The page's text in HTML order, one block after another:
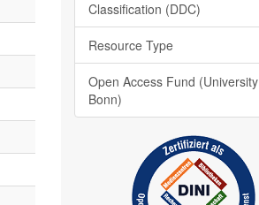
Classification (DDC)
Resource Type
Open Access Fund (University
Bonn)